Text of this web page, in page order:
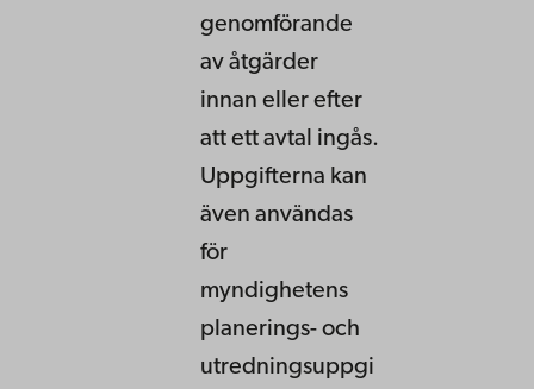
genomförande
av åtgärder
innan eller efter
att ett avtal ingås.
Uppgifterna kan
även användas
för
myndighetens
planerings- och
utredningsuppgi